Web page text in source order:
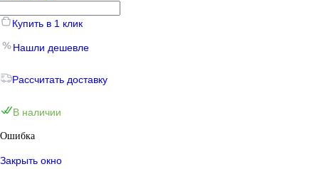
Купить в 1 клик
Нашли дешевле
Рассчитать доставку
В наличии
Ошибка
Закрыть окно